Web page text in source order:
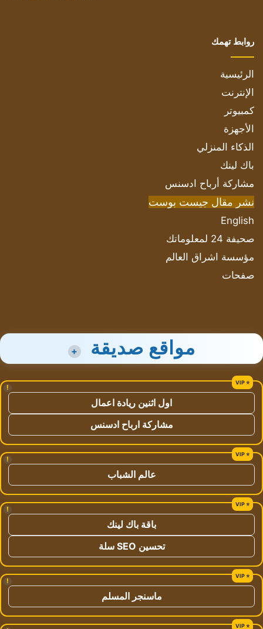
روابط تهمك
الرئيسية
الإنترنت
كمبيوتر
الأجهزة
الذكاء المنزلي
باك لينك
مشاركة أرباح ادسنس
نشر مقال جيست بوست
English
صحيفة 24 لمعلوماتك
مؤسسة اشراق العالم
صفحات
مواقع صديقة +
!
اول اثنين ريادة اعمال
مشاركة ارباح ادسنس
!
عالم الشباب
!
باقة باك لينك
تحسين SEO سلة
!
ماسنجر المسلم